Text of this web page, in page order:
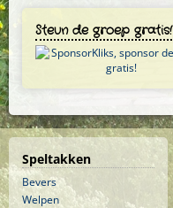
Steun de groep gratis!
Speltakken
Bevers
Welpen